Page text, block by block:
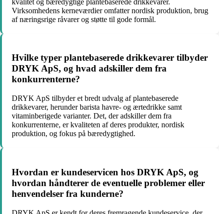
Virksomhedens kerneværdier omfatter nordisk produktion, brug
af næringsrige råvarer og støtte til gode formål.
Hvilke typer plantebaserede drikkevarer tilbyder
DRYK ApS, og hvad adskiller dem fra
konkurrenterne?
DRYK ApS tilbyder et bredt udvalg af plantebaserede
drikkevarer, herunder barista havre- og ærtedrikke samt
vitaminberigede varianter. Det, der adskiller dem fra
konkurrenterne, er kvaliteten af deres produkter, nordisk
produktion, og fokus på bæredygtighed.
Hvordan er kundeservicen hos DRYK ApS, og
hvordan håndterer de eventuelle problemer eller
henvendelser fra kunderne?